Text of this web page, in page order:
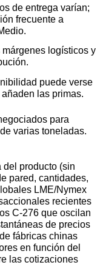
de entrega varían;
frecuente a
márgenes logísticos y
puede verse
añaden las primas.
para
varias toneladas.
del producto (sin
pared, cantidades,
LME/Nymex
recientes
C-276 que oscilan
de precios
fábricas chinas
en función del
las cotizaciones